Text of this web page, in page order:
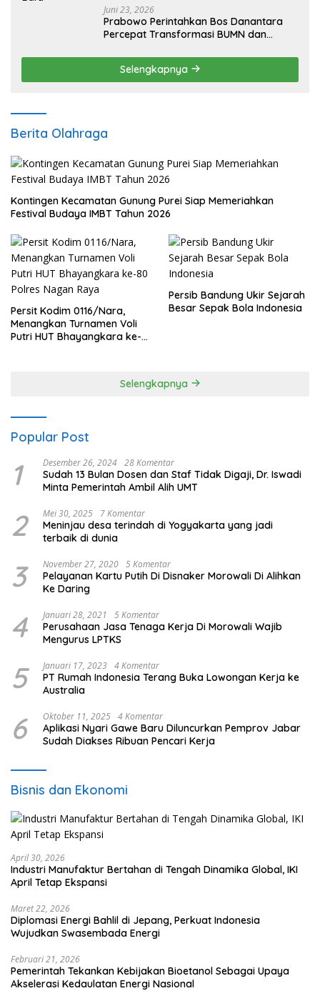
Juni 23, 2026
Prabowo Perintahkan Bos Danantara
Percepat Transformasi BUMN dan
Selengkapnya
Berita Olahraga
Kontingen Kecamatan Gunung Purei Siap Memeriahkan
Festival Budaya IMBT Tahun 2026
Persit Kodim 0116/Nara,
Menangkan Turnamen Voli
Putri HUT Bhayangkara ke-
Persib Bandung Ukir Sejarah
Besar Sepak Bola Indonesia
Selengkapnya
Popular Post
1 Desember 26, 2024 28 Komentar
Sudah 13 Bulan Dosen dan Staf Tidak Digaji, Dr. Iswadi
Minta Pemerintah Ambil Alih UMT
2 Mei 30, 2025 7 Komentar
Meninjau desa terindah di Yogyakarta yang jadi
terbaik di dunia
3 November 27, 2020 5 Komentar
Pelayanan Kartu Putih Di Disnaker Morowali Di Alihkan
Ke Daring
4 Januari 28, 2021 5 Komentar
Perusahaan Jasa Tenaga Kerja Di Morowali Wajib
Mengurus LPTKS
5 Januari 17, 2023 4 Komentar
PT Rumah Indonesia Terang Buka Lowongan Kerja ke
Australia
6 Oktober 11, 2025 4 Komentar
Aplikasi Nyari Gawe Baru Diluncurkan Pemprov Jabar
Sudah Diakses Ribuan Pencari Kerja
Bisnis dan Ekonomi
April 30, 2026
Industri Manufaktur Bertahan di Tengah Dinamika Global, IKI
April Tetap Ekspansi
Maret 22, 2026
Diplomasi Energi Bahlil di Jepang, Perkuat Indonesia
Wujudkan Swasembada Energi
Februari 21, 2026
Pemerintah Tekankan Kebijakan Bioetanol Sebagai Upaya
Akselerasi Kedaulatan Energi Nasional